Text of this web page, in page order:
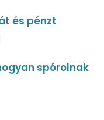
és pénzt
spórolnak